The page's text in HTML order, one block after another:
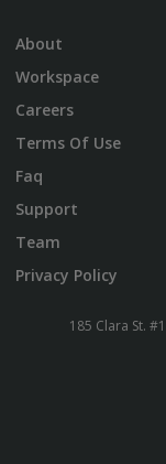
About
Workspace
Careers
Terms Of Use
Faq
Support
Team
Privacy Policy
185 Clara St.